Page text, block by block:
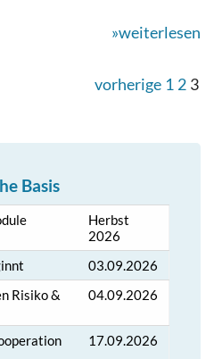
»weiterlesen
vorherige 1 2 3
Basis
Herbst
2026
03.09.2026
Risiko &
04.09.2026
17.09.2026